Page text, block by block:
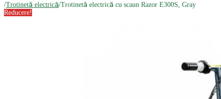
/Trotinetă electrică/Trotinetă electrică cu scaun Razor E300S, Gray
Reducere!